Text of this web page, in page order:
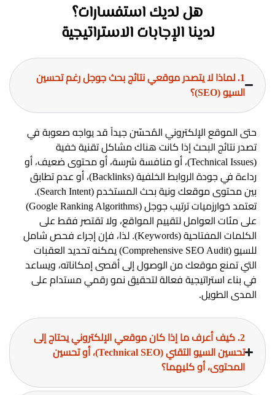
هل لديك استفسارات؟
لدينا الإجابات الاستراتيجية
1. لماذا لا يتصدر موقعي نتائج بحث جوجل رغم تحسين
السيو (SEO)؟
حتى الموقع الإلكتروني المُحسّن جيداً قد يواجه صعوبة في
تصدر نتائج البحث إذا كانت هناك مشاكل تقنية خفية
(Technical Issues)، أو منافسة شرسة، أو محتوى ضعيف، أو
رداءة في جودة الروابط الخلفية (Backlinks)، أو عدم تطابق
بين محتوى موقعك ونية بحث المستخدم (Search Intent).
تعتمد خوارزميات ترتيب جوجل (Google Ranking Algorithms)
على مئات العوامل لتقييم المواقع، ولا تقتصر فقط على
الكلمات المفتاحية (Keywords). لذا، فإن إجراء فحص شامل
للسيو (Comprehensive SEO Audit) يمكنه تحديد العقبات
التي تمنع موقعك من الوصول إلى أقصى إمكاناته، ويساعد
في بناء استراتيجية فعالة لتحقيق نمو رقمي مستدام على
المدى الطويل.
2. كيف أعرف ما إذا كان موقعي الإلكتروني يحتاج إلى
تحسين السيو التقني (Technical SEO)، أو تحسين
المحتوى، أو كليهما؟